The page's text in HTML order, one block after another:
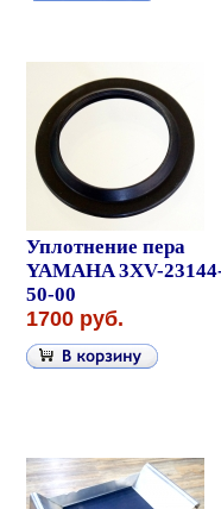
Уплотнение пера
YAMAHA 3XV-
50-00
1700 руб.